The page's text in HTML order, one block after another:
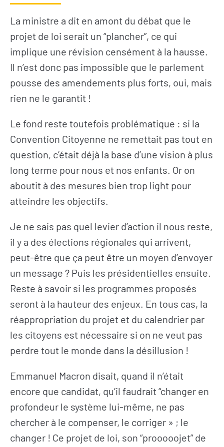
S’INFORMER
L’actualité du
Geres
L’actualité des
projets
Guides et
études
Décryptages
Citoyen·ne·s
Entreprises
Institutions et
collectivités
La ministre a dit en amont du débat que le
projet de loi serait un “plancher”, ce qui
implique une révision censément à la hausse.
Il n’est donc pas impossible que le parlement
pousse des amendements plus forts, oui, mais
rien ne le garantit !
Le fond reste toutefois problématique : si la
Convention Citoyenne ne remettait pas tout en
question, c’était déjà la base d’une vision à plus
long terme pour nous et nos enfants. Or on
aboutit à des mesures bien trop light pour
atteindre les objectifs.
Je ne sais pas quel levier d’action il nous reste,
il y a des élections régionales qui arrivent,
peut-être que ça peut être un moyen d’envoyer
un message ? Puis les présidentielles ensuite.
Reste à savoir si les programmes proposés
seront à la hauteur des enjeux. En tous cas, la
réappropriation du projet et du calendrier par
les citoyens est nécessaire si on ne veut pas
perdre tout le monde dans la désillusion !
Emmanuel Macron disait, quand il n’était
encore que candidat, qu’il faudrait “changer en
profondeur le système lui-même, ne pas
chercher à le compenser, le corriger » ; le
changer ! Ce projet de loi, son “prooooojet” de